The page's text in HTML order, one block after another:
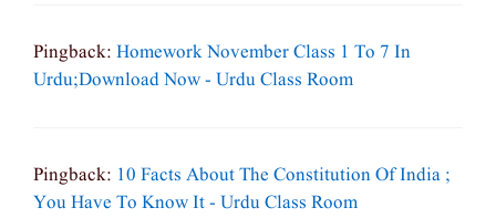
Pingback: Homework November Class 1 To 7 In
Urdu;download Now - Urdu Class Room
Pingback: 10 Facts About The Constitution Of India ;
You Have To Know It - Urdu Class Room